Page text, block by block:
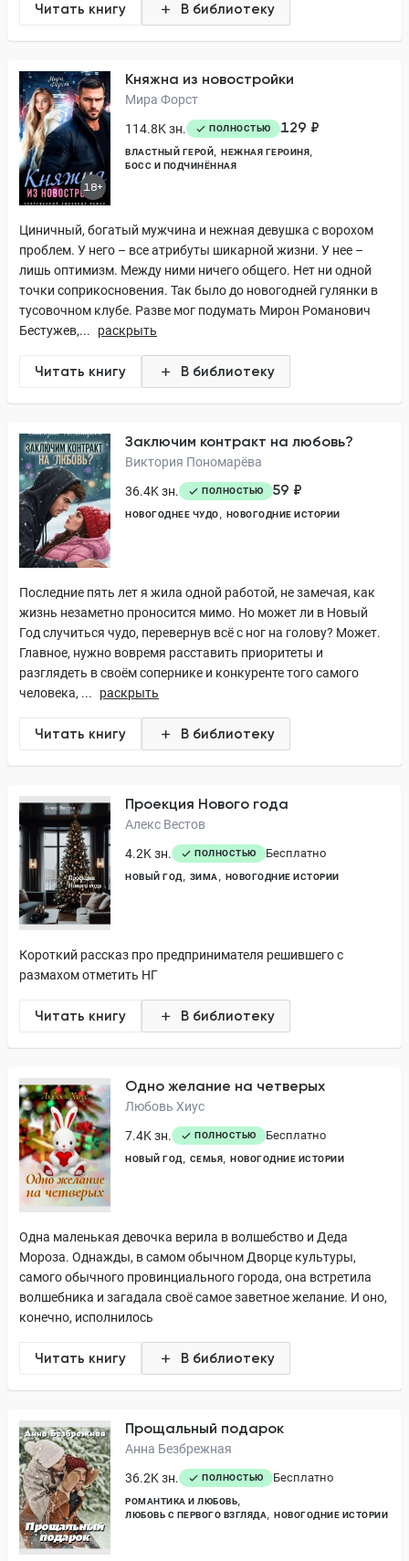
Читать книгу В библиотеку
18+
Княжна из новостройки
Мира Форст
114.8K зн.
ПОЛНОСТЬЮ 129 ₽
ВЛАСТНЫЙ ГЕРОЙ
НЕЖНАЯ ГЕРОИНЯ
БОСС И ПОДЧИНЁННАЯ
Циничный, богатый мужчина и нежная девушка с ворохом
проблем. У него – все атрибуты шикарной жизни. У нее –
лишь оптимизм. Между ними ничего общего. Нет ни одной
точки соприкосновения. Так было до новогодней гулянки в
тусовочном клубе. Разве мог подумать Мирон Романович
Бестужев,...
раскрыть
Читать книгу В библиотеку
Заключим контракт на любовь?
Виктория Пономарёва
36.4K зн.
ПОЛНОСТЬЮ 59 ₽
НОВОГОДНЕЕ ЧУДО НОВОГОДНИЕ ИСТОРИИ
Последние пять лет я жила одной работой, не замечая, как
жизнь незаметно проносится мимо. Но может ли в Новый
Год случиться чудо, перевернув всё с ног на голову? Может.
Главное, нужно вовремя расставить приоритеты и
разглядеть в своём сопернике и конкуренте того самого
человека, ...
раскрыть
Читать книгу В библиотеку
Проекция Нового года
Алекс Вестов
4.2K зн.
ПОЛНОСТЬЮ Бесплатно
НОВЫЙ ГОД ЗИМА НОВОГОДНИЕ ИСТОРИИ
Короткий рассказ про предпринимателя решившего с
размахом отметить НГ
Читать книгу В библиотеку
Одно желание на четверых
Любовь Хиус
7.4K зн.
ПОЛНОСТЬЮ Бесплатно
НОВЫЙ ГОД СЕМЬЯ НОВОГОДНИЕ ИСТОРИИ
Одна маленькая девочка верила в волшебство и Деда
Мороза. Однажды, в самом обычном Дворце культуры,
самого обычного провинциального города, она встретила
волшебника и загадала своё самое заветное желание. И оно,
конечно, исполнилось
Читать книгу В библиотеку
Прощальный подарок
Анна Безбрежная
36.2K зн.
ПОЛНОСТЬЮ Бесплатно
РОМАНТИКА И ЛЮБОВЬ
ЛЮБОВЬ С ПЕРВОГО ВЗГЛЯДА
НОВОГОДНИЕ ИСТОРИИ